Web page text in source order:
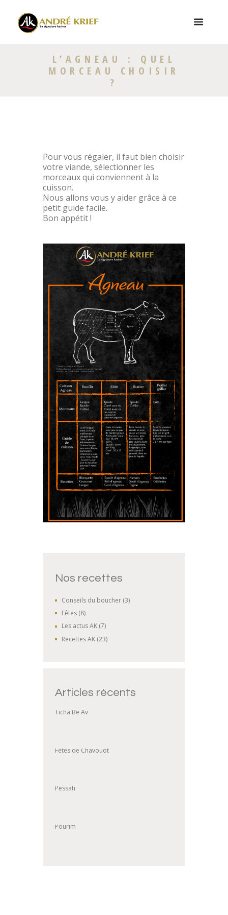
L’AGNEAU : QUEL
MORCEAU CHOISIR
?
Pour vous régaler, il faut bien choisir
votre viande, sélectionner les
morceaux qui conviennent à la
cuisson.
Nous allons vous y aider grâce à ce
petit guide facile.
Bon appétit !
Nos recettes
Conseils du boucher (3)
Fêtes (8)
Les actus AK (7)
Recettes AK (23)
Articles récents
Ticha Be Av
Fêtes de Chavouot
Pessah
Pourim